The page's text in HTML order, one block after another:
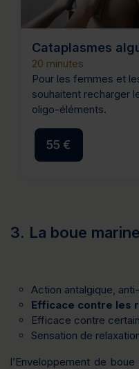
Cataplasmes
20 minutes
Pour les femmes et
souhaitent recharger
oligo-éléments.
55 €
3. La boue marine
Action antalgique,
Efficace contre les
Efficace contre
Sensation de
l’Enveloppement de